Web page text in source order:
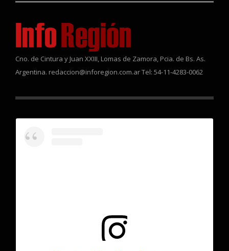
Cno. de Cintura y Juan XXIII, Lomas de Zamora, Pcia. de Bs. As.
Argentina. redaccion@inforegion.com.ar Tel: 54-11-4283-0062